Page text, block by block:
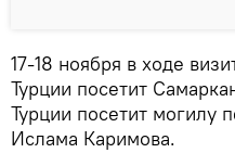
17-18 ноября в ходе
Турции посетит
Турции посетит могилу
Ислама Каримова.